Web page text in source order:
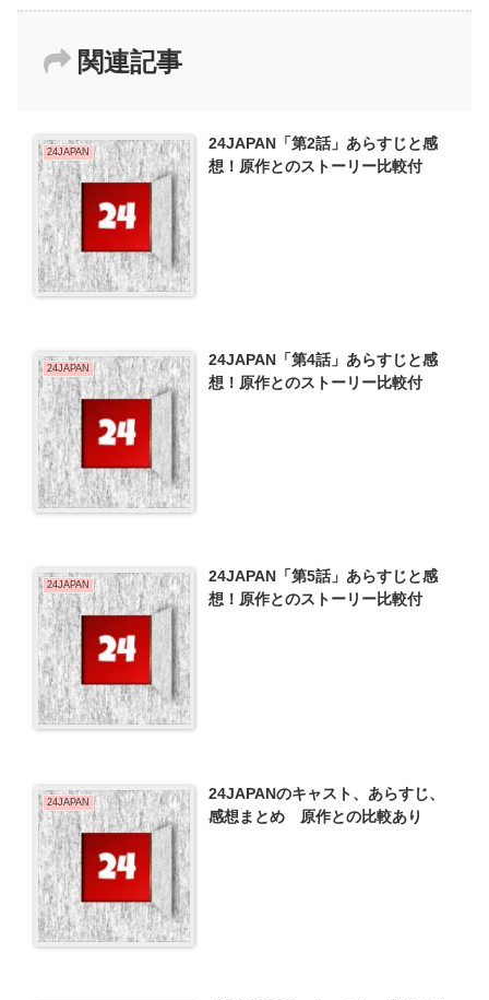
関連記事
24JAPAN
24JAPAN「第2話」あらすじと感
想！原作とのストーリー比較付
24JAPAN
24JAPAN「第4話」あらすじと感
想！原作とのストーリー比較付
24JAPAN
24JAPAN「第5話」あらすじと感
想！原作とのストーリー比較付
24JAPAN
24JAPANのキャスト、あらすじ、
感想まとめ 原作との比較あり